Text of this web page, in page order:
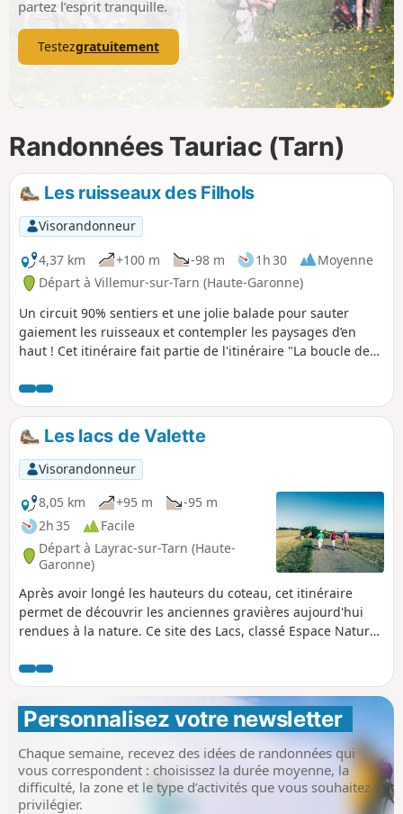
partez l’esprit tranquille.
Testezgratuitement
Randonnées Tauriac (Tarn)
Les ruisseaux des Filhols
Visorandonneur
4,37 km
+100 m -98 m 1h 30
Moyenne
Départ à Villemur-sur-Tarn (Haute-Garonne)
Un circuit 90% sentiers et une jolie balade pour sauter
gaiement les ruisseaux et contempler les paysages d’en
haut ! Cet itinéraire fait partie de l'itinéraire "La boucle des
d'être accessible aux familles avec enfants.
Les lacs de Valette
Visorandonneur
8,05 km
+95 m
-95 m
2h 35
Facile
Départ à Layrac-sur-Tarn (Haute-
Garonne)
Après avoir longé les hauteurs du coteau, cet itinéraire
permet de découvrir les anciennes gravières aujourd'hui
rendues à la nature. Ce site des Lacs, classé Espace Naturel
une variété d'habitats dont la zone sanctuaire des oiseaux,
accueillant entre autres une importante colonie de hérons
cendrés. N'oubliez pas vos jumelles !
Personnalisez votre newsletter
Chaque semaine, recevez des idées de randonnées qui
vous correspondent : choisissez la durée moyenne, la
difficulté, la zone et le type d’activités que vous souhaitez
privilégier.